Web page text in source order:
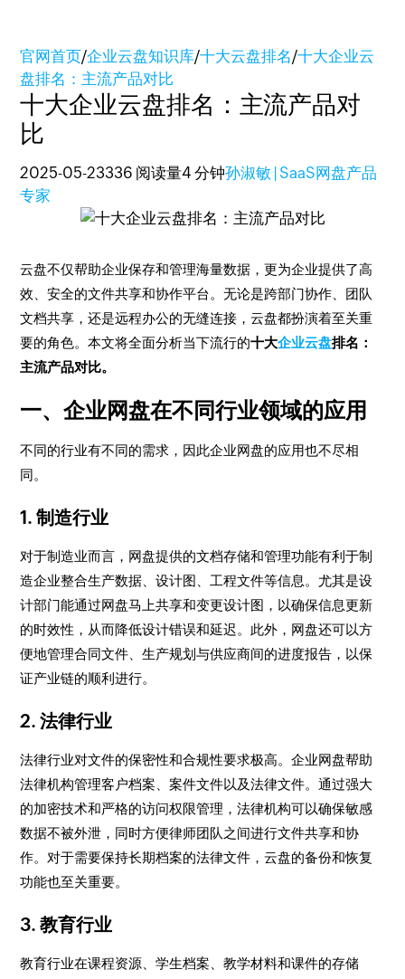
官网首页/企业云盘知识库/十大云盘排名/十大企业云
盘排名：主流产品对比
十大企业云盘排名：主流产品对
比
2025-05-23336 阅读量4 分钟孙淑敏 | SaaS网盘产品
专家
云盘不仅帮助企业保存和管理海量数据，更为企业提供了高
效、安全的文件共享和协作平台。无论是跨部门协作、团队
文档共享，还是远程办公的无缝连接，云盘都扮演着至关重
要的角色。本文将全面分析当下流行的十大企业云盘排名：
主流产品对比。
一、企业网盘在不同行业领域的应用
不同的行业有不同的需求，因此企业网盘的应用也不尽相
同。
1. 制造行业
对于制造业而言，网盘提供的文档存储和管理功能有利于制
造企业整合生产数据、设计图、工程文件等信息。尤其是设
计部门能通过网盘马上共享和变更设计图，以确保信息更新
的时效性，从而降低设计错误和延迟。此外，网盘还可以方
便地管理合同文件、生产规划与供应商间的进度报告，以保
证产业链的顺利进行。
2. 法律行业
法律行业对文件的保密性和合规性要求极高。企业网盘帮助
法律机构管理客户档案、案件文件以及法律文件。通过强大
的加密技术和严格的访问权限管理，法律机构可以确保敏感
数据不被外泄，同时方便律师团队之间进行文件共享和协
作。对于需要保持长期档案的法律文件，云盘的备份和恢复
功能也至关重要。
3. 教育行业
教育行业在课程资源、学生档案、教学材料和课件的存储